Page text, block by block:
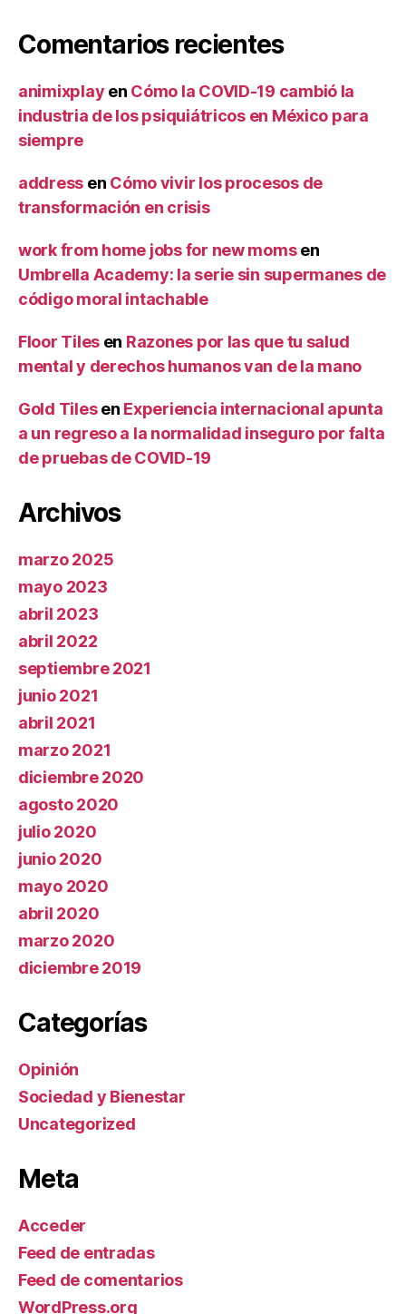
Comentarios recientes
animixplay en Cómo la COVID-19 cambió la
industria de los psiquiátricos en México para
siempre
address en Cómo vivir los procesos de
transformación en crisis
work from home jobs for new momsen
Umbrella Academy: la serie sin supermanes de
código moral intachable
Floor Tiles en Razones por las que tu salud
mental y derechos humanos van de la mano
Gold Tilesen Experiencia internacional apunta
a un regreso a la normalidad inseguro por falta
de pruebas de COVID-19
Archivos
marzo 2025
mayo 2023
abril 2023
abril 2022
septiembre 2021
junio 2021
abril 2021
marzo 2021
diciembre 2020
agosto 2020
julio 2020
junio 2020
mayo 2020
abril 2020
marzo 2020
diciembre 2019
Categorías
Opinión
Sociedad y Bienestar
Uncategorized
Meta
Acceder
Feed de entradas
Feed de comentarios
WordPress.org